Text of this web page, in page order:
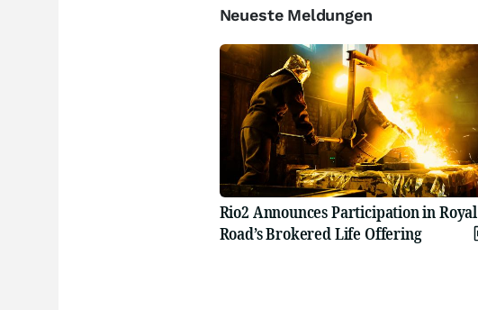
Neueste Meldungen
Rio2 Announces Participation in Royal
Road’s Brokered Life Offering